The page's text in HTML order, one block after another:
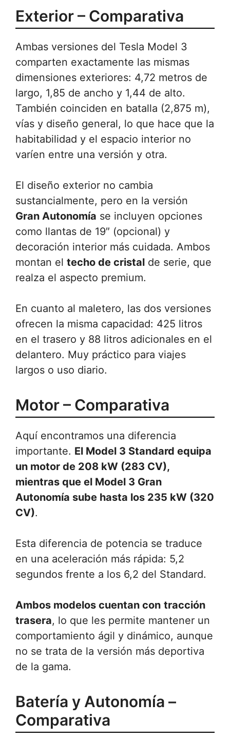
Exterior – Comparativa
Ambas versiones del Tesla Model 3
comparten exactamente las mismas
dimensiones exteriores: 4,72 metros de
largo, 1,85 de ancho y 1,44 de alto.
También coinciden en batalla (2,875 m),
vías y diseño general, lo que hace que la
habitabilidad y el espacio interior no
varíen entre una versión y otra.
El diseño exterior no cambia
sustancialmente, pero en la versión
Gran Autonomía se incluyen opciones
como llantas de 19″ (opcional) y
decoración interior más cuidada. Ambos
montan el techo de cristal de serie, que
realza el aspecto premium.
En cuanto al maletero, las dos versiones
ofrecen la misma capacidad: 425 litros
en el trasero y 88 litros adicionales en el
delantero. Muy práctico para viajes
largos o uso diario.
Motor – Comparativa
Aquí encontramos una diferencia
importante. El Model 3 Standard equipa
un motor de 208 kW (283 CV),
mientras que el Model 3 Gran
Autonomía sube hasta los 235 kW (320
CV).
Esta diferencia de potencia se traduce
en una aceleración más rápida: 5,2
segundos frente a los 6,2 del Standard.
Ambos modelos cuentan con tracción
trasera, lo que les permite mantener un
comportamiento ágil y dinámico, aunque
no se trata de la versión más deportiva
de la gama.
Batería y Autonomía –
Comparativa